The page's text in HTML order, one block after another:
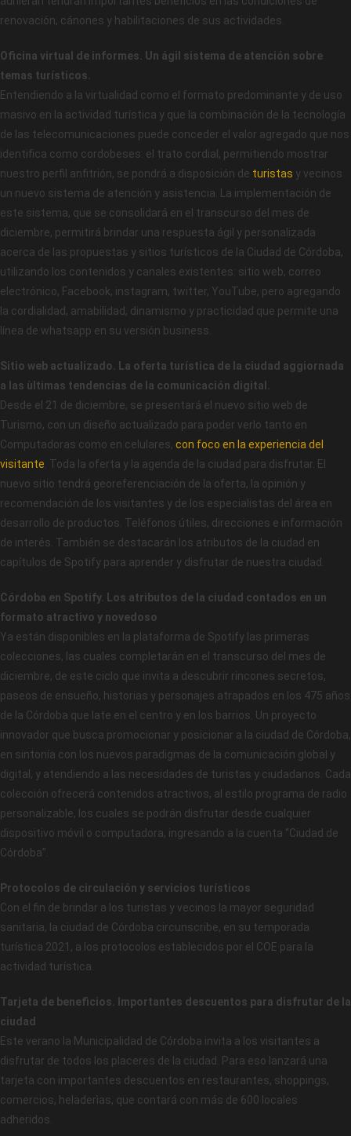
renovación, cánones y habilitaciones de sus actividades.
Oficina virtual de informes. Un ágil sistema de atención sobre
temas turísticos.
Entendiendo a la virtualidad como el formato predominante y de uso
masivo en la actividad turística y que la combinación de la tecnología
de las telecomunicaciones puede conceder el valor agregado que nos
identifica como cordobeses: el trato cordial, permitiendo mostrar
nuestro perfil anfitrión, se pondrá a disposición de turistas y vecinos
un nuevo sistema de atención y asistencia. La implementación de
este sistema, que se consolidará en el transcurso del mes de
diciembre, permitirá brindar una respuesta ágil y personalizada
acerca de las propuestas y sitios turísticos de la Ciudad de Córdoba,
utilizando los contenidos y canales existentes: sitio web, correo
electrónico, Facebook, instagram, twitter, YouTube, pero agregando
la cordialidad, amabilidad, dinamismo y practicidad que permite una
línea de whatsapp en su versión business.
Sitio web actualizado. La oferta turística de la ciudad aggiornada
a las ùltimas tendencias de la comunicación digital.
Desde el 21 de diciembre, se presentará el nuevo sitio web de
Turismo, con un diseño actualizado para poder verlo tanto en
Computadoras como en celulares, con foco en la experiencia del
visitante . Toda la oferta y la agenda de la ciudad para disfrutar. El
nuevo sitio tendrá georeferenciación de la oferta, la opinión y
recomendación de los visitantes y de los especialistas del área en
desarrollo de productos. Teléfonos útiles, direcciones e información
de interés. También se destacarán los atributos de la ciudad en
capítulos de Spotify para aprender y disfrutar de nuestra ciudad.
Córdoba en Spotify. Los atributos de la ciudad contados en un
formato atractivo y novedoso
Ya están disponibles en la plataforma de Spotify las primeras
colecciones, las cuales completarán en el transcurso del mes de
diciembre, de este ciclo que invita a descubrir rincones secretos,
paseos de ensueño, historias y personajes atrapados en los 475 años
de la Córdoba que late en el centro y en los barrios. Un proyecto
innovador que busca promocionar y posicionar a la ciudad de Córdoba,
en sintonía con los nuevos paradigmas de la comunicación global y
digital, y atendiendo a las necesidades de turistas y ciudadanos. Cada
colección ofrecerá contenidos atractivos, al estilo programa de radio
personalizable, los cuales se podrán disfrutar desde cualquier
dispositivo móvil o computadora, ingresando a la cuenta “Ciudad de
Córdoba”.
Protocolos de circulación y servicios turísticos
Con el fin de brindar a los turistas y vecinos la mayor seguridad
sanitaria, la ciudad de Córdoba circunscribe, en su temporada
turística 2021, a los protocolos establecidos por el COE para la
actividad turística.
Tarjeta de beneficios. Importantes descuentos para disfrutar de la
ciudad
Este verano la Municipalidad de Córdoba invita a los visitantes a
disfrutar de todos los placeres de la ciudad. Para eso lanzará una
tarjeta con importantes descuentos en restaurantes, shoppings,
comercios, heladerìas, que contará con más de 600 locales
adheridos.